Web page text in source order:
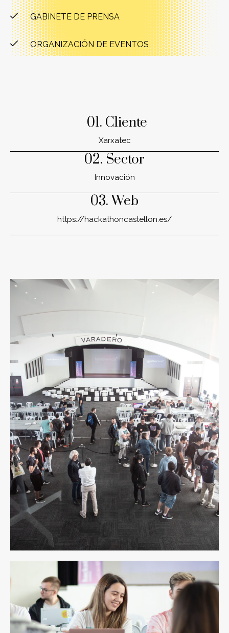
GABINETE DE PRENSA
ORGANIZACIÓN DE EVENTOS
01. Cliente
Xarxatec
02. Sector
Innovación
03. Web
https://hackathoncastellon.es/